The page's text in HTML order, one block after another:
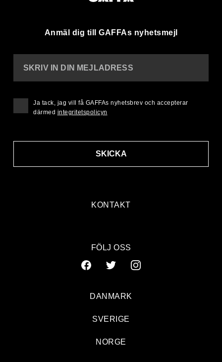
Anmäl dig till GAFFAs nyhetsmejl
KONTAKT
SKRIV IN DIN MEJLADRESS
SKICKA
Ja tack, jag vill få GAFFAs nyhetsbrev och accepterar
därmed integritetspolicyn
FÖLJ OSS
DANMARK
SVERIGE
NORGE